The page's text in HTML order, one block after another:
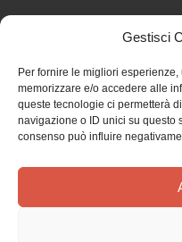
Gestisci
Per fornire le migliori
memorizzare e/o accedere alle
queste tecnologie ci permetterà
navigazione o ID unici su questo
consenso può influire
Effatà Editrice di
C.F. e P.IVA 09655250018
Via Tre Denti, 1 - 10060
Telefono: (+39) 0121